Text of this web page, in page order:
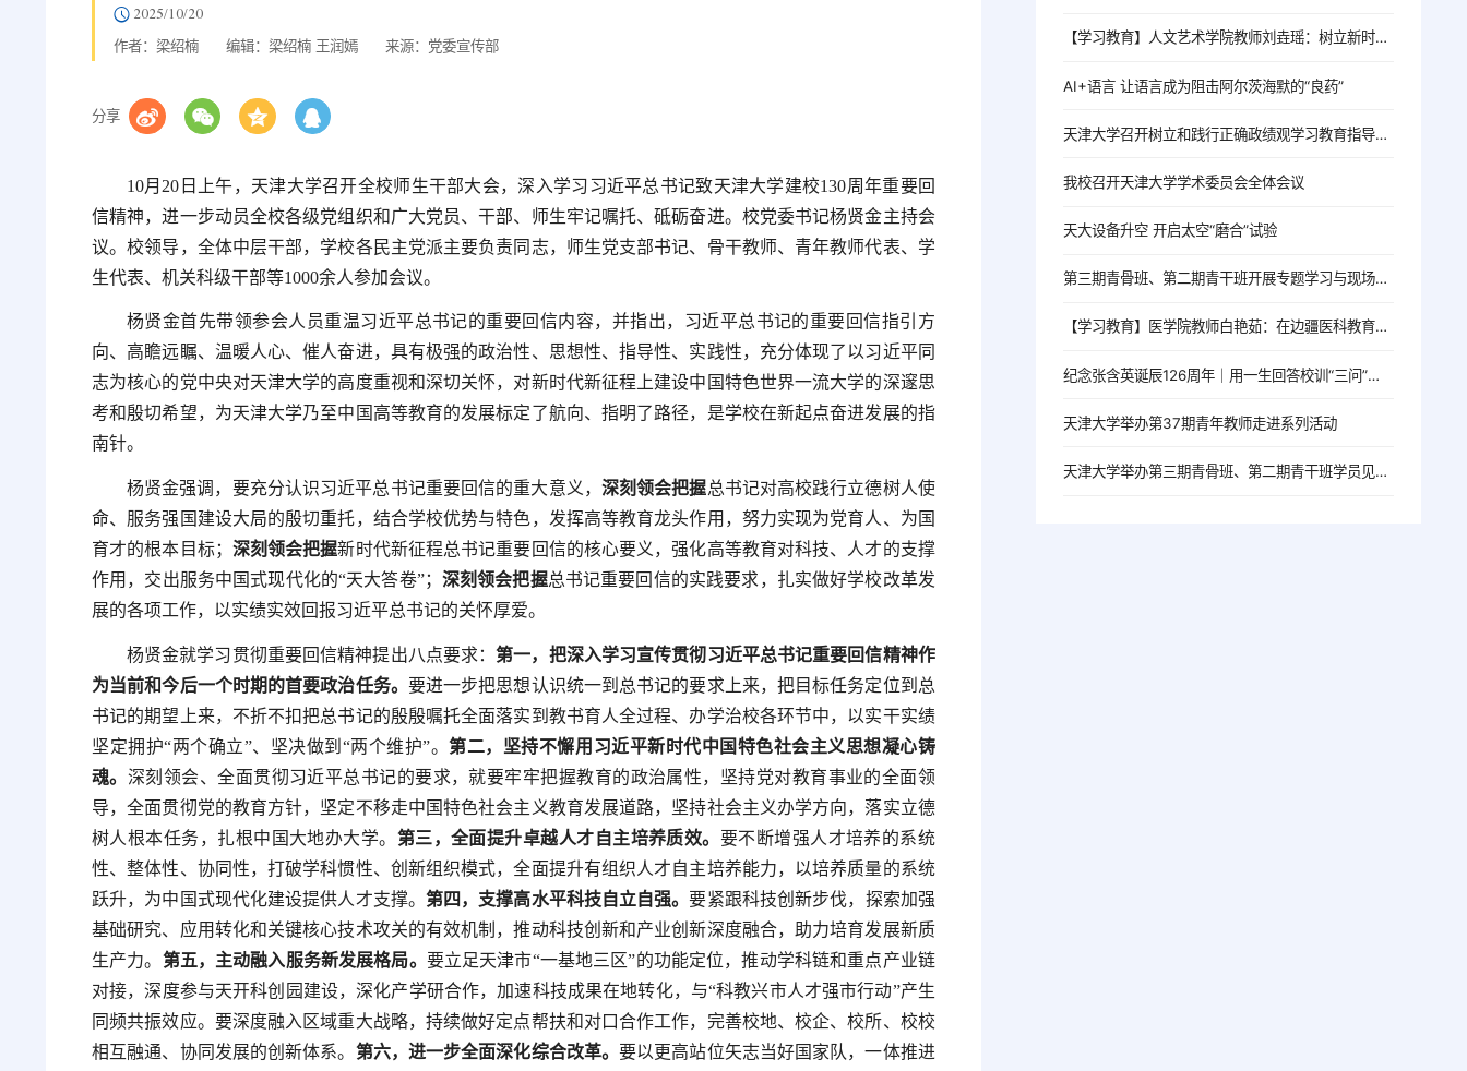
2025/10/20
作者：梁绍楠 编辑：梁绍楠 王润嫣 来源：党委宣传部
分享
10月20日上午，天津大学召开全校师生干部大会，深入学习习近平总书记致天津大学建校130周年重要回
信精神，进一步动员全校各级党组织和广大党员、干部、师生牢记嘱托、砥砺奋进。校党委书记杨贤金主持会
议。校领导，全体中层干部，学校各民主党派主要负责同志，师生党支部书记、骨干教师、青年教师代表、学
生代表、机关科级干部等1000余人参加会议。
杨贤金首先带领参会人员重温习近平总书记的重要回信内容，并指出，习近平总书记的重要回信指引方
向、高瞻远瞩、温暖人心、催人奋进，具有极强的政治性、思想性、指导性、实践性，充分体现了以习近平同
志为核心的党中央对天津大学的高度重视和深切关怀，对新时代新征程上建设中国特色世界一流大学的深邃思
考和殷切希望，为天津大学乃至中国高等教育的发展标定了航向、指明了路径，是学校在新起点奋进发展的指
南针。
杨贤金强调，要充分认识习近平总书记重要回信的重大意义， 深刻领会把握总书记对高校践行立德树人使
命、服务强国建设大局的殷切重托，结合学校优势与特色，发挥高等教育龙头作用，努力实现为党育人、为国
育才的根本目标； 深刻领会把握新时代新征程总书记重要回信的核心要义，强化高等教育对科技、人才的支撑
作用，交出服务中国式现代化的“天大答卷”； 深刻领会把握总书记重要回信的实践要求，扎实做好学校改革发
展的各项工作，以实绩实效回报习近平总书记的关怀厚爱。
杨贤金就学习贯彻重要回信精神提出八点要求：第一，把深入学习宣传贯彻习近平总书记重要回信精神作
为当前和今后一个时期的首要政治任务。 要进一步把思想认识统一到总书记的要求上来，把目标任务定位到总
书记的期望上来，不折不扣把总书记的殷殷嘱托全面落实到教书育人全过程、办学治校各环节中，以实干实绩
坚定拥护“两个确立”、坚决做到“两个维护”。第二，坚持不懈用习近平新时代中国特色社会主义思想凝心铸
魂。 深刻领会、全面贯彻习近平总书记的要求，就要牢牢把握教育的政治属性，坚持党对教育事业的全面领
导，全面贯彻党的教育方针，坚定不移走中国特色社会主义教育发展道路，坚持社会主义办学方向，落实立德
树人根本任务，扎根中国大地办大学。 第三，全面提升卓越人才自主培养质效。 要不断增强人才培养的系统
性、整体性、协同性，打破学科惯性、创新组织模式，全面提升有组织人才自主培养能力，以培养质量的系统
跃升，为中国式现代化建设提供人才支撑。 第四，支撑高水平科技自立自强。要紧跟科技创新步伐，探索加强
基础研究、应用转化和关键核心技术攻关的有效机制，推动科技创新和产业创新深度融合，助力培育发展新质
生产力。 第五，主动融入服务新发展格局。 要立足天津市“一基地三区”的功能定位，推动学科链和重点产业链
对接，深度参与天开科创园建设，深化产学研合作，加速科技成果在地转化，与“科教兴市人才强市行动”产生
同频共振效应。要深度融入区域重大战略，持续做好定点帮扶和对口合作工作，完善校地、校企、校所、校校
相互融通、协同发展的创新体系。 第六，进一步全面深化综合改革。要以更高站位矢志当好国家队，一体推进
【学习教育】人文艺术学院教师刘垚瑶：树立新时代高校党员教师的正确政绩观
AI+语言 让语言成为阻击阿尔茨海默的“良药”
天津大学召开树立和践行正确政绩观学习教育指导督导工作推进会
我校召开天津大学学术委员会全体会议
天大设备升空 开启太空“磨合”试验
第三期青骨班、第二期青干班开展专题学习与现场教学活动
【学习教育】医学院教师白艳茹：在边疆医科教育一线践行育人初心
纪念张含英诞辰126周年｜用一生回答校训“三问”的北洋老校长
天津大学举办第37期青年教师走进系列活动
天津大学举办第三期青骨班、第二期青干班学员见面会